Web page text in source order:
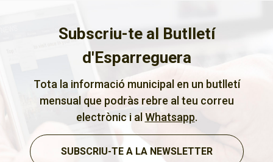
Subscriu-te al Butlletí
d'Esparreguera
Tota la informació municipal en un butlletí
mensual que podràs rebre al teu correu
electrònic i al Whatsapp.
SUBSCRIU-TE A LA NEWSLETTER